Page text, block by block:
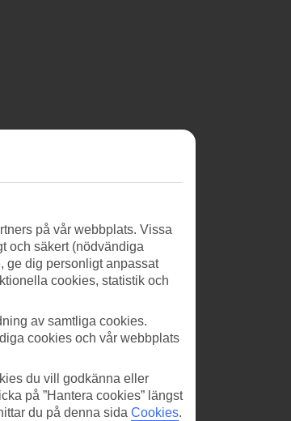
på vår webbplats. Vissa
och säkert (nödvändiga
ge dig personligt anpassat
cookies, statistik och
av samtliga cookies.
cookies och vår webbplats
du vill godkänna eller
på ”Hantera cookies” längst
du på denna sida Cookies.